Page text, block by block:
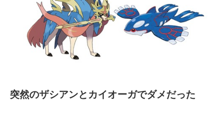
突然のザシアンとカイオーガでダメだった